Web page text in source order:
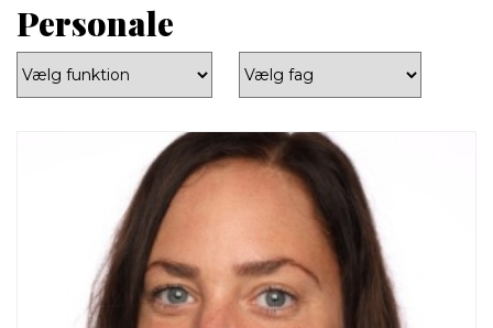
Personale